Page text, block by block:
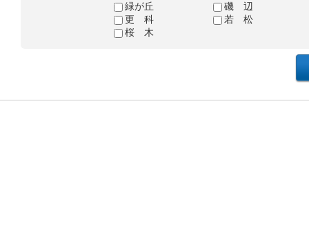
緑が丘
磯 辺
更 科
若 松
桜 木